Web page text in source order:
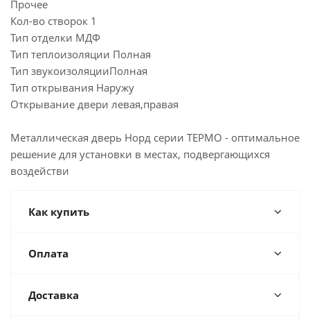
Прочее
Кол-во створок 1
Тип отделки МДФ
Тип теплоизоляции Полная
Тип звукоизоляцииПолная
Тип открывания Наружу
Открывание двери левая,правая
Металлическая дверь Норд серии ТЕРМО - оптимальное
решение для установки в местах, подвергающихся
воздействи
Как купить
Оплата
Доставка